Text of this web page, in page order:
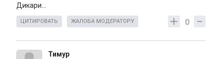
Дикари...
0
ЦИТИРОВАТЬ ЖАЛОБА МОДЕРАТОРУ
Тимур